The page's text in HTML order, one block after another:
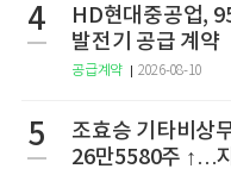
4
HD현대중공업,
발전기 공급 계약
공급계약 2026-08-10
5
조효승 기타비상
26만